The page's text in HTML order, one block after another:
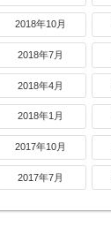
2018年10月
2018年7月
2018年4月
2018年1月
2017年10月
2017年7月